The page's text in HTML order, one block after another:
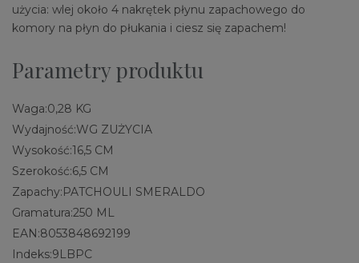
użycia: wlej około 4 nakrętek płynu zapachowego do
komory na płyn do płukania i ciesz się zapachem!
Parametry produktu
Waga:0,28 KG
Wydajność:WG ZUŻYCIA
Wysokość:16,5 CM
Szerokość:6,5 CM
Zapachy:PATCHOULI SMERALDO
Gramatura:250 ML
EAN:8053848692199
Indeks:9LBPC